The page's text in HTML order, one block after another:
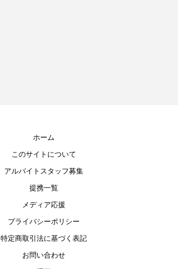
ホーム
このサイトについて
アルバイトスタッフ募集
提携一覧
メディア応援
プライバシーポリシー
特定商取引法に基づく表記
お問い合わせ